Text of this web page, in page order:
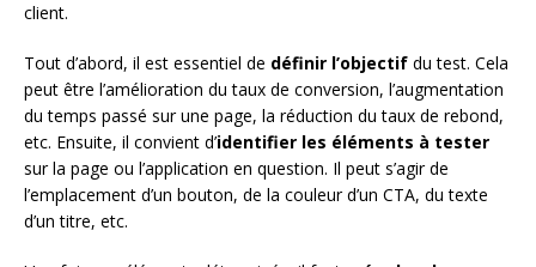
client.
Tout d’abord, il est essentiel de définir l’objectif du test. Cela
peut être l’amélioration du taux de conversion, l’augmentation
du temps passé sur une page, la réduction du taux de rebond,
etc. Ensuite, il convient d’identifier les éléments à tester
sur la page ou l’application en question. Il peut s’agir de
l’emplacement d’un bouton, de la couleur d’un CTA, du texte
d’un titre, etc.